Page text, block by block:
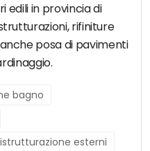
edili in provincia di
rifiniture
posa di pavimenti
bagno
esterni